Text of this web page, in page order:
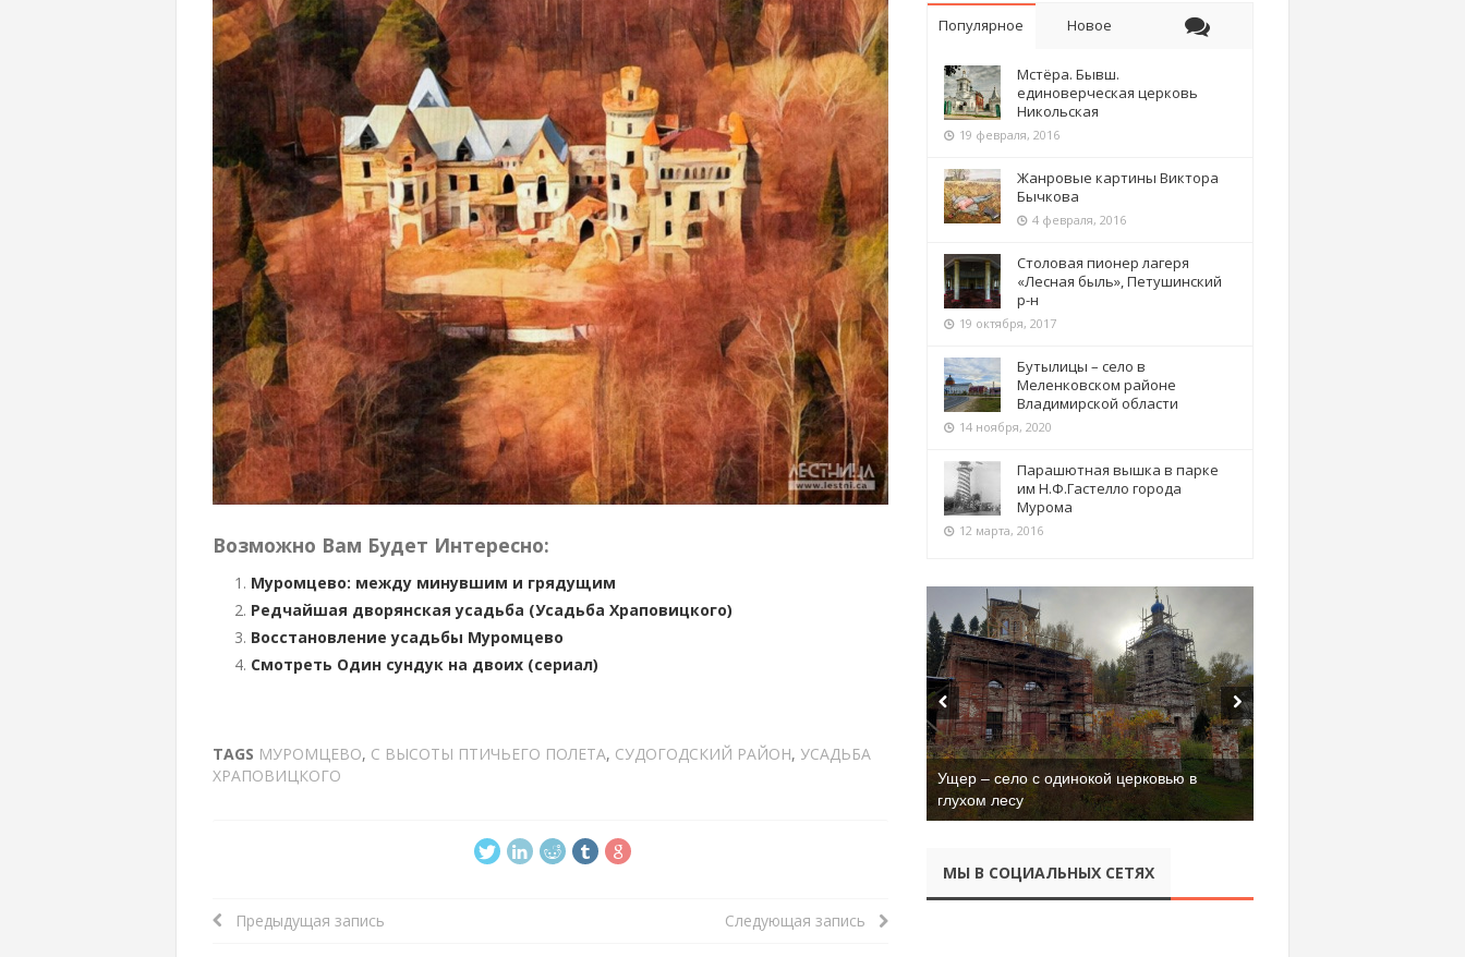
Возможно Вам Будет Интересно:
Муромцево: между минувшим и грядущим
Редчайшая дворянская усадьба (Усадьба Храповицкого)
Восстановление усадьбы Муромцево
Смотреть Один сундук на двоих (сериал)
TAGS МУРОМЦЕВО, С ВЫСОТЫ ПТИЧЬЕГО ПОЛЕТА, СУДОГОДСКИЙ РАЙОН, УСАДЬБА
ХРАПОВИЦКОГО
Предыдущая запись Следующая запись
Популярное Новое
Мстёра. Бывш.
единоверческая церковь
Никольская
19 февраля, 2016
Жанровые картины Виктора
Бычкова
4 февраля, 2016
Столовая пионер лагеря
«Лесная быль», Петушинский
р-н
19 октября, 2017
Бутылицы – село в
Меленковском районе
Владимирской области
14 ноября, 2020
Парашютная вышка в парке
им Н.Ф.Гастелло города
Мурома
12 марта, 2016
Ущер – село с одинокой церковью в
глухом лесу
МЫ В СОЦИАЛЬНЫХ СЕТЯХ